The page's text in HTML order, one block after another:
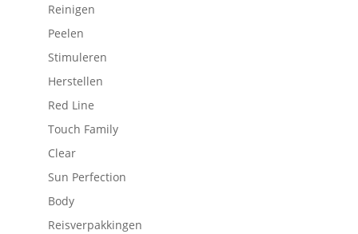
Reinigen
Peelen
Stimuleren
Herstellen
Red Line
Touch Family
Clear
Sun Perfection
Body
Reisverpakkingen